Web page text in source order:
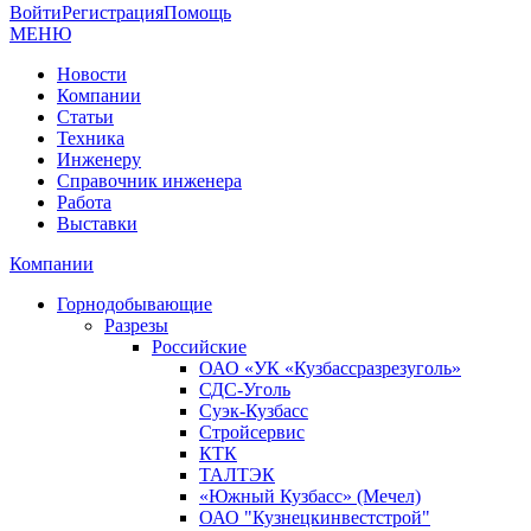
ВойтиРегистрацияПомощь
МЕНЮ
Новости
Компании
Статьи
Техника
Инженеру
Справочник инженера
Работа
Выставки
Компании
Горнодобывающие
Разрезы
Российские
ОАО «УК «Кузбассразрезуголь»
СДС-Уголь
Суэк-Кузбасс
Стройсервис
КТК
ТАЛТЭК
«Южный Кузбасс» (Мечел)
ОАО "Кузнецкинвестстрой"